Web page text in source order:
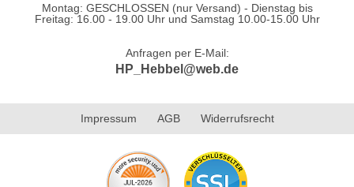
Montag: GESCHLOSSEN (nur Versand) - Dienstag bis
Freitag: 16.00 - 19.00 Uhr und Samstag 10.00-15.00 Uhr
Anfragen per E-Mail:
HP_Hebbel@web.de
Impressum AGB Widerrufsrecht